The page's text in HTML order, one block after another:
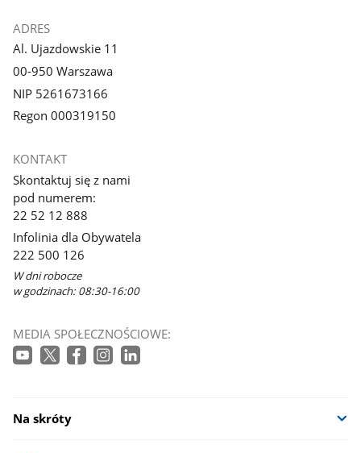
ADRES
Al. Ujazdowskie 11
00-950 Warszawa
NIP 5261673166
Regon 000319150
KONTAKT
Skontaktuj się z nami
pod numerem:
22 52 12 888
Infolinia dla Obywatela
222 500 126
W dni robocze
w godzinach: 08:30-16:00
MEDIA SPOŁECZNOŚCIOWE:
Na skróty